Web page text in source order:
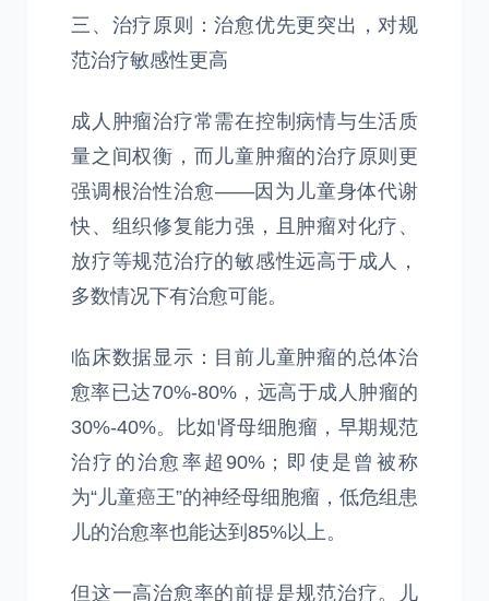
三、治疗原则：治愈优先更突出，对规
范治疗敏感性更高
成人肿瘤治疗常需在控制病情与生活质
量之间权衡，而儿童肿瘤的治疗原则更
强调根治性治愈——因为儿童身体代谢
快、组织修复能力强，且肿瘤对化疗、
放疗等规范治疗的敏感性远高于成人，
多数情况下有治愈可能。
临床数据显示：目前儿童肿瘤的总体治
愈率已达70%-80%，远高于成人肿瘤的
30%-40%。比如肾母细胞瘤，早期规范
治疗的治愈率超90%；即使是曾被称
为“儿童癌王”的神经母细胞瘤，低危组患
儿的治愈率也能达到85%以上。
但这一高治愈率的前提是规范治疗。儿